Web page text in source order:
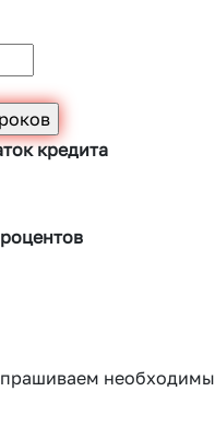
кредита